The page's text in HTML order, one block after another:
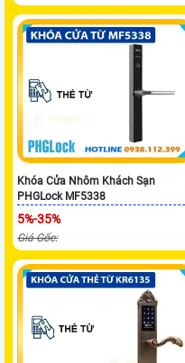
Khóa Cửa Nhôm Khách Sạn
PHGLock MF5338
5%-35%
Giá Gốc: